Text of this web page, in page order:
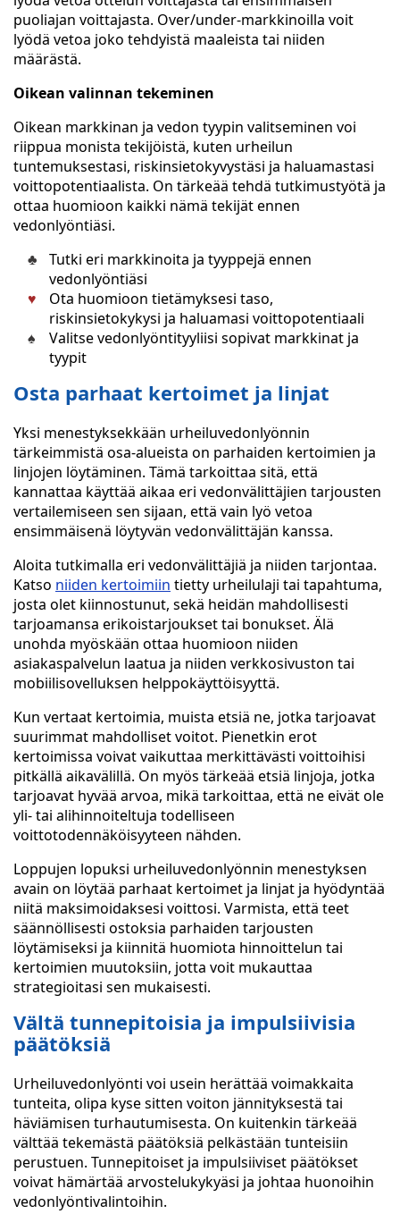
puoliajan voittajasta. Over/under-markkinoilla voit
lyödä vetoa joko tehdyistä maaleista tai niiden
määrästä.
Oikean valinnan tekeminen
Oikean markkinan ja vedon tyypin valitseminen voi
riippua monista tekijöistä, kuten urheilun
tuntemuksestasi, riskinsietokyvystäsi ja haluamastasi
voittopotentiaalista. On tärkeää tehdä tutkimustyötä ja
ottaa huomioon kaikki nämä tekijät ennen
vedonlyöntiäsi.
Tutki eri markkinoita ja tyyppejä ennen
vedonlyöntiäsi
Ota huomioon tietämyksesi taso,
riskinsietokykysi ja haluamasi voittopotentiaali
Valitse vedonlyöntityyliisi sopivat markkinat ja
tyypit
Osta parhaat kertoimet ja linjat
Yksi menestyksekkään urheiluvedonlyönnin
tärkeimmistä osa-alueista on parhaiden kertoimien ja
linjojen löytäminen. Tämä tarkoittaa sitä, että
kannattaa käyttää aikaa eri vedonvälittäjien tarjousten
vertailemiseen sen sijaan, että vain lyö vetoa
ensimmäisenä löytyvän vedonvälittäjän kanssa.
Aloita tutkimalla eri vedonvälittäjiä ja niiden tarjontaa.
Katso niiden kertoimiin tietty urheilulaji tai tapahtuma,
josta olet kiinnostunut, sekä heidän mahdollisesti
tarjoamansa erikoistarjoukset tai bonukset. Älä
unohda myöskään ottaa huomioon niiden
asiakaspalvelun laatua ja niiden verkkosivuston tai
mobiilisovelluksen helppokäyttöisyyttä.
Kun vertaat kertoimia, muista etsiä ne, jotka tarjoavat
suurimmat mahdolliset voitot. Pienetkin erot
kertoimissa voivat vaikuttaa merkittävästi voittoihisi
pitkällä aikavälillä. On myös tärkeää etsiä linjoja, jotka
tarjoavat hyvää arvoa, mikä tarkoittaa, että ne eivät ole
yli- tai alihinnoiteltuja todelliseen
voittotodennäköisyyteen nähden.
Loppujen lopuksi urheiluvedonlyönnin menestyksen
avain on löytää parhaat kertoimet ja linjat ja hyödyntää
niitä maksimoidaksesi voittosi. Varmista, että teet
säännöllisesti ostoksia parhaiden tarjousten
löytämiseksi ja kiinnitä huomiota hinnoittelun tai
kertoimien muutoksiin, jotta voit mukauttaa
strategioitasi sen mukaisesti.
Vältä tunnepitoisia ja impulsiivisia
päätöksiä
Urheiluvedonlyönti voi usein herättää voimakkaita
tunteita, olipa kyse sitten voiton jännityksestä tai
häviämisen turhautumisesta. On kuitenkin tärkeää
välttää tekemästä päätöksiä pelkästään tunteisiin
perustuen. Tunnepitoiset ja impulsiiviset päätökset
voivat hämärtää arvostelukykyäsi ja johtaa huonoihin
vedonlyöntivalintoihin.